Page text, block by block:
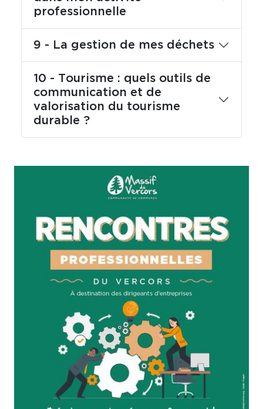
professionnelle
9 - La gestion de mes déchets
10 - Tourisme : quels outils de
communication et de
valorisation du tourisme
durable ?